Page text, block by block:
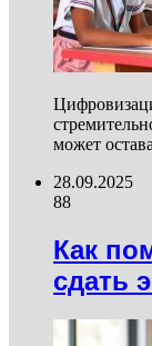
может
28.09.2025
88
Как
сдать